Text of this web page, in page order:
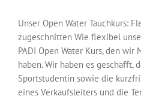
Unser Open Water Tauchkurs:
zugeschnitten Wie flexibel
PADI Open Water Kurs, den
haben. Wir haben es geschafft,
Sportstudentin sowie die
eines Verkaufsleiters und die